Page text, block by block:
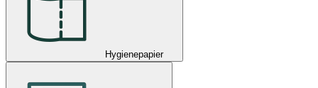
Hygienepapier